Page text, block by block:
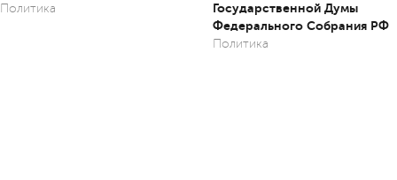
Политика
Государственной Думы
Федерального Собрания РФ
Политика